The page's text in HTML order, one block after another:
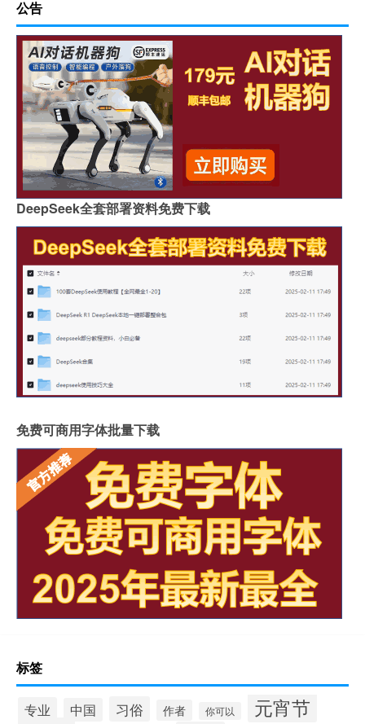
公告
DeepSeek全套部署资料免费下载
免费可商用字体批量下载
标签
专业 中国 习俗 作者 你可以 元宵节